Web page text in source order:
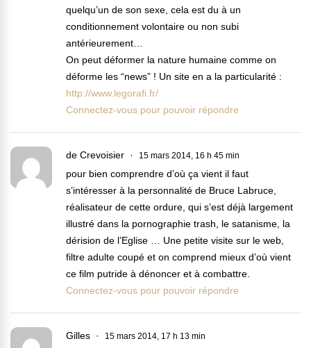
quelqu’un de son sexe, cela est du à un
conditionnement volontaire ou non subi
antérieurement…
On peut déformer la nature humaine comme on
déforme les “news” ! Un site en a la particularité :
http://www.legorafi.fr/
Connectez-vous pour pouvoir répondre
de Crevoisier 15 mars 2014, 16 h 45 min
pour bien comprendre d’où ça vient il faut
s’intéresser à la personnalité de Bruce Labruce,
réalisateur de cette ordure, qui s’est déjà largement
illustré dans la pornographie trash, le satanisme, la
dérision de l’Eglise … Une petite visite sur le web,
filtre adulte coupé et on comprend mieux d’où vient
ce film putride à dénoncer et à combattre.
Connectez-vous pour pouvoir répondre
Gilles 15 mars 2014, 17 h 13 min